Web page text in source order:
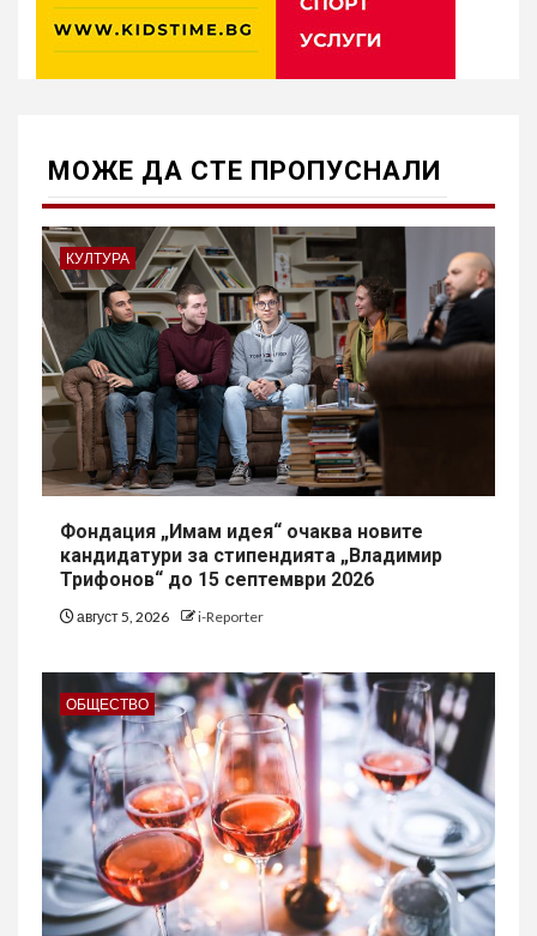
МОЖE ДА СТЕ ПРОПУСНАЛИ
КУЛТУРА
Фондация „Имам идея“ очаква новите
кандидатури за стипендията „Владимир
Трифонов“ до 15 септември 2026
август 5, 2026 i-Reporter
ОБЩЕСТВО